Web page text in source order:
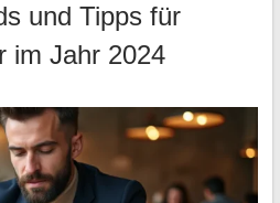
und Tipps für
im Jahr 2024